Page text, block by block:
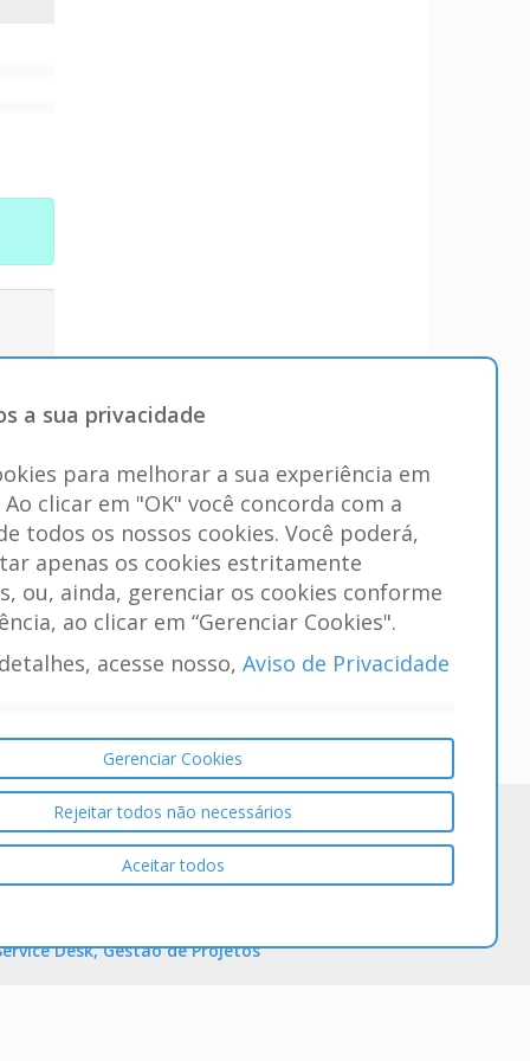
Desk, Gestão de Projetos
a sua privacidade
para melhorar a sua experiência em
clicar em "OK" você concorda com a
todos os nossos cookies. Você poderá,
apenas os cookies estritamente
ou, ainda, gerenciar os cookies conforme
ao clicar em “Gerenciar Cookies".
acesse nosso,Aviso de Privacidade
Gerenciar Cookies
Rejeitar todos não necessários
Aceitar todos